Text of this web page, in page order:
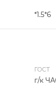
*1.5*6
ГОСТ
г/к